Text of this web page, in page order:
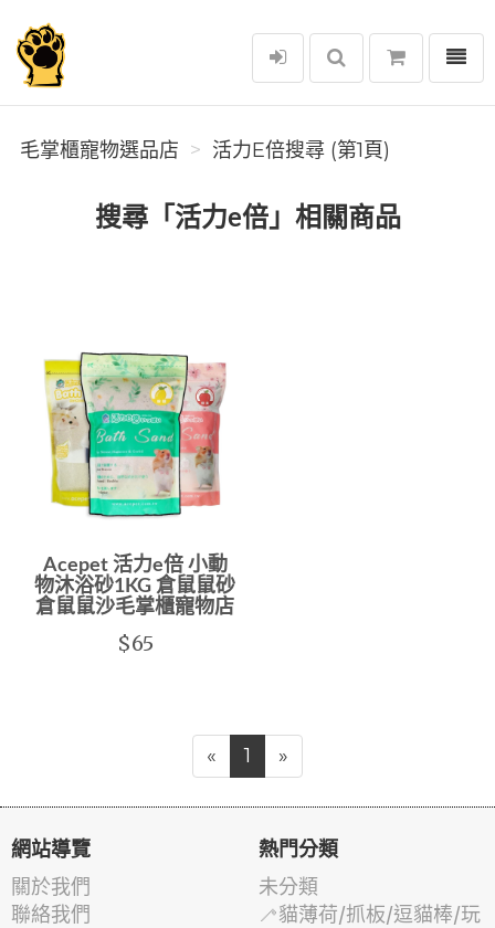
毛掌櫃寵物選品店
選單
毛掌櫃寵物選品店 活力E倍搜尋 (第1頁)
搜尋「活力e倍」相關商品
Acepet 活力e倍 小動
物沐浴砂1KG 倉鼠鼠砂
倉鼠鼠沙毛掌櫃寵物店
$65
« 1 »
網站導覽
關於我們
聯絡我們
熱門分類
未分類
🦯貓薄荷/抓板/逗貓棒/玩